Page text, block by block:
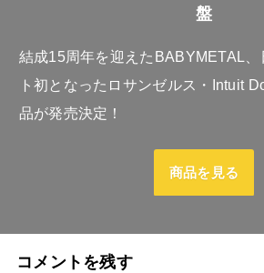
盤
結成15周年を迎えたBABYMETAL、
ト初となったロサンゼルス・Intuit
品が発売決定！
商品を見る
コメントを残す